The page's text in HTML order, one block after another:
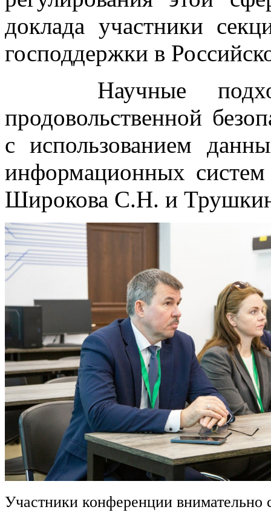
доклада участники
господдержки в
Научные
продовольственной
с использованием
информационных
Широкова С.Н. и
Участники конференции